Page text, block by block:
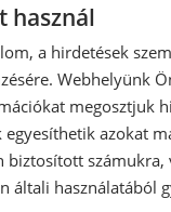
60 543 Ft
használ
a hirdetések
Webhelyünk
megosztjuk
azokat
számukra,
általi használatából